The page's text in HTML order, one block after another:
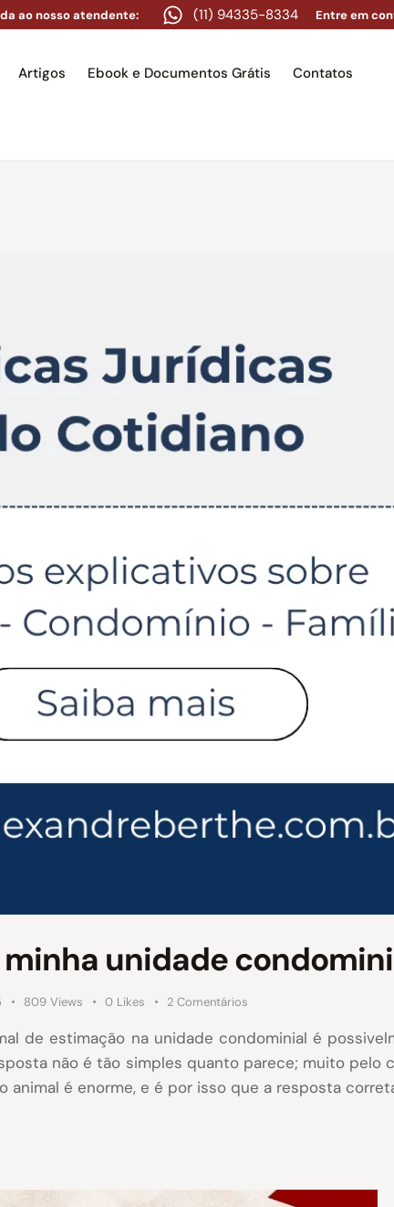
ao nosso atendente: (11) 94335-8334 Entre em
Artigos Ebook e Documentos Grátis Contatos
unidade
809 Views 0 Likes 2 Comentários
de estimação na unidade condominial é
não é tão simples quanto parece; muito pelo
animal é enorme, e é por isso que a resposta